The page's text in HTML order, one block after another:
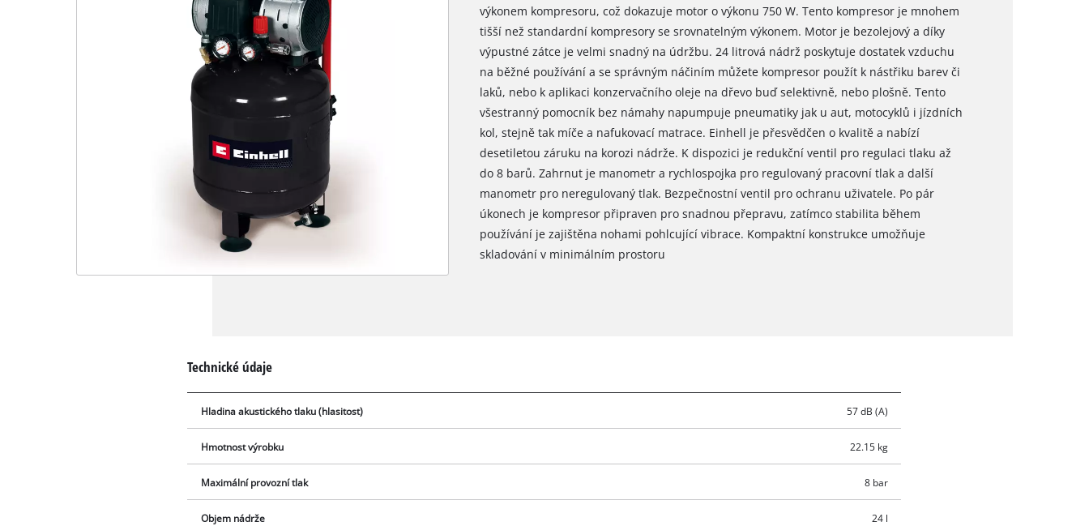
výkonem kompresoru, což dokazuje motor o výkonu 750 W. Tento kompresor je mnohem
tišší než standardní kompresory se srovnatelným výkonem. Motor je bezolejový a díky
výpustné zátce je velmi snadný na údržbu. 24 litrová nádrž poskytuje dostatek vzduchu
na běžné používání a se správným náčiním můžete kompresor použít k nástřiku barev či
laků, nebo k aplikaci konzervačního oleje na dřevo buď selektivně, nebo plošně. Tento
všestranný pomocník bez námahy napumpuje pneumatiky jak u aut, motocyklů i jízdních
kol, stejně tak míče a nafukovací matrace. Einhell je přesvědčen o kvalitě a nabízí
desetiletou záruku na korozi nádrže. K dispozici je redukční ventil pro regulaci tlaku až
do 8 barů. Zahrnut je manometr a rychlospojka pro regulovaný pracovní tlak a další
manometr pro neregulovaný tlak. Bezpečnostní ventil pro ochranu uživatele. Po pár
úkonech je kompresor připraven pro snadnou přepravu, zatímco stabilita během
používání je zajištěna nohami pohlcující vibrace. Kompaktní konstrukce umožňuje
skladování v minimálním prostoru
Technické údaje
Hladina akustického tlaku (hlasitost) 57 dB (A)
Hmotnost výrobku 22.15 kg
Maximální provozní tlak 8 bar
Objem nádrže 24 l